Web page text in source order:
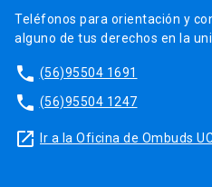
Teléfonos para orientación y
alguno de tus derechos en la
phone (56)95504 1691
phone (56)95504 1247
launch Ir a la Oficina de Ombuds